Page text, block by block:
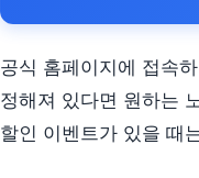
공식 홈페이지에 접속
정해져 있다면 원하는
할인 이벤트가 있을 때